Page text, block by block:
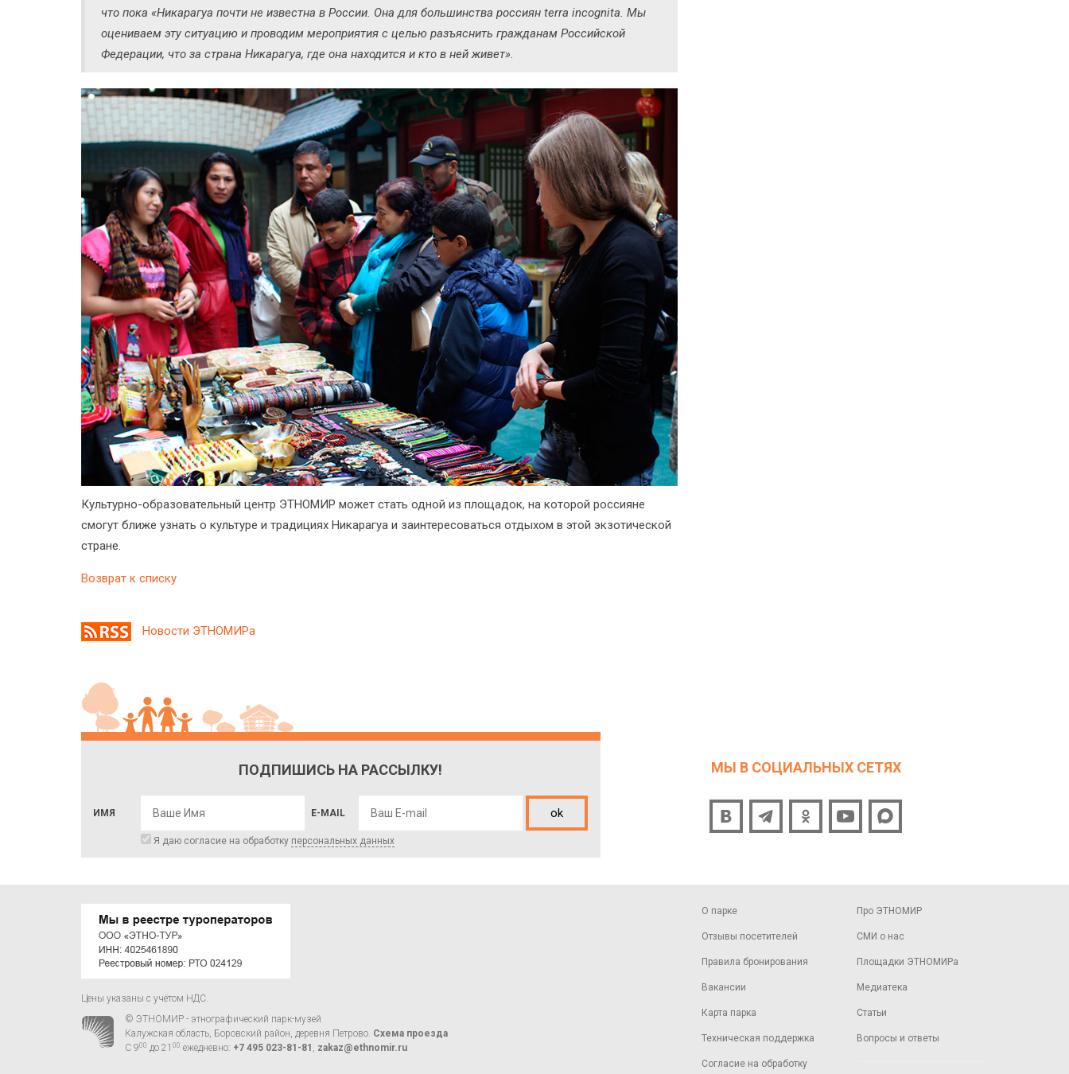
что пока «Никарагуа почти не известна в России. Она для большинства россиян terra incognita. Мы
оцениваем эту ситуацию и проводим мероприятия с целью разъяснить гражданам Российской
Федерации, что за страна Никарагуа, где она находится и кто в ней живет».
Культурно-образовательный центр ЭТНОМИР может стать одной из площадок, на которой россияне
смогут ближе узнать о культуре и традициях Никарагуа и заинтересоваться отдыхом в этой экзотической
стране.
Возврат к списку
Новости ЭТНОМИРа
ПОДПИШИСЬ НА РАССЫЛКУ!
ИМЯ E-MAIL ok
Я даю согласие на обработку персональных данных
МЫ В СОЦИАЛЬНЫХ СЕТЯХ
О парке
Отзывы посетителей
Правила бронирования
Вакансии
Карта парка
Техническая поддержка
Согласие на обработку
Про ЭТНОМИР
СМИ о нас
Площадки ЭТНОМИРа
Медиатека
Статьи
Вопросы и ответы
Цены указаны с учётом НДС.
© ЭТНОМИР - этнографический парк-музей
Калужская область, Боровский район, деревня Петрово. Схема проезда
С 900 до 21 00 ежедневно: +7 495 023-81-81 , zakaz@ethnomir.ru